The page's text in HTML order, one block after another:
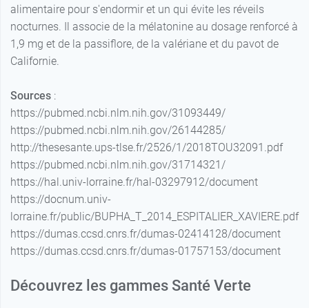
alimentaire pour s'endormir et un qui évite les réveils
nocturnes. Il associe de la mélatonine au dosage renforcé à
1,9 mg et de la passiflore, de la valériane et du pavot de
Californie.
Sources :
https://pubmed.ncbi.nlm.nih.gov/31093449/
https://pubmed.ncbi.nlm.nih.gov/26144285/
http://thesesante.ups-tlse.fr/2526/1/2018TOU32091.pdf
https://pubmed.ncbi.nlm.nih.gov/31714321/
https://hal.univ-lorraine.fr/hal-03297912/document
https://docnum.univ-
lorraine.fr/public/BUPHA_T_2014_ESPITALIER_XAVIERE.pdf
https://dumas.ccsd.cnrs.fr/dumas-02414128/document
https://dumas.ccsd.cnrs.fr/dumas-01757153/document
Découvrez les gammes Santé Verte